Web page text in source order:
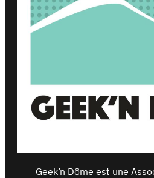
Geek’n Dôme est une